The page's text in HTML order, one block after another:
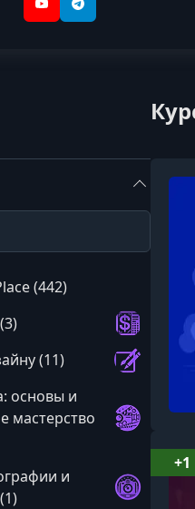
YouTubeTelegram
(442)
(11)
основы и
мастерство
и
+1